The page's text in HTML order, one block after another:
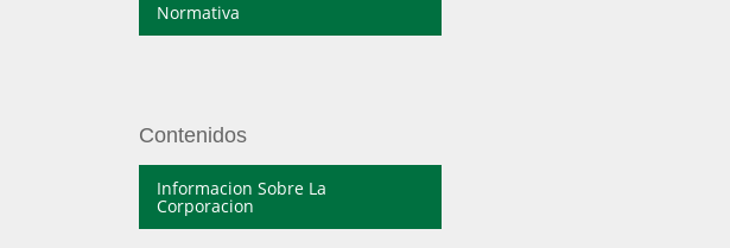
Normativa
Contenidos
Informacion Sobre La
Corporacion